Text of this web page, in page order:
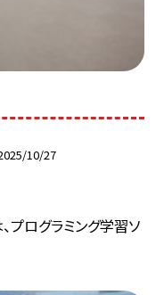
10/27
、プログラミング学習ソ